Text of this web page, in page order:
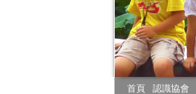
首頁 認識協會